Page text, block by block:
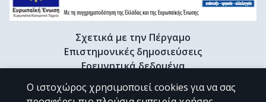
Σχετικά με την Πέργαμο
Επιστημονικές δημοσιεύσεις
Ερευνητικά δεδομένα
Διδακτορικές διατριβές & Γκρίζα βιβλιογραφία
Προφίλ Ερευνητή
Ο ιστοχώρος χρησιμοποιεί cookies για να σας